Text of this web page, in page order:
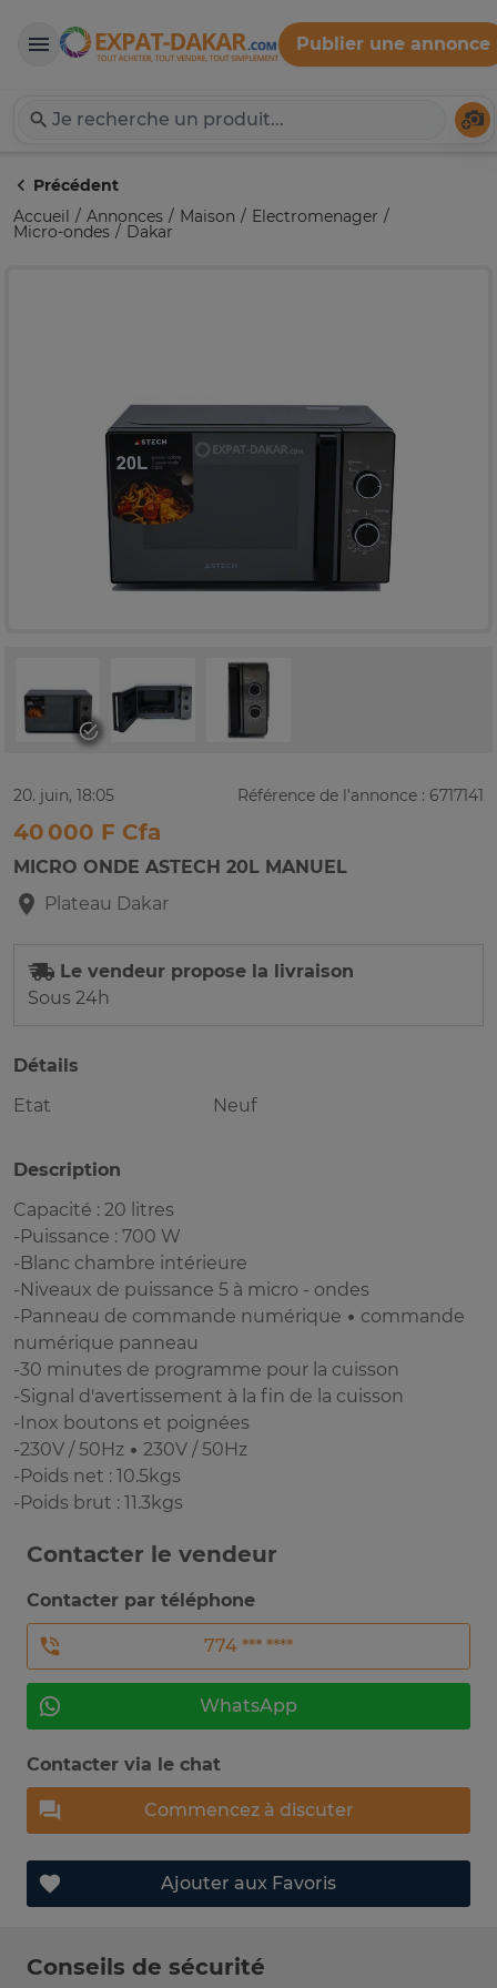
Expat-Dakar
Publier une annonce
Précédent
Accueil
Annonces Maison Electromenager
Micro-ondes Dakar
20. juin, 18:05 Référence de l'annonce : 6717141
40 000 F Cfa
MICRO ONDE ASTECH 20L MANUEL
Plateau Dakar
Le vendeur propose la livraison
Sous 24h
Détails
Etat
Neuf
Description
Capacité : 20 litres
-Puissance : 700 W
-Blanc chambre intérieure
-Niveaux de puissance 5 à micro - ondes
-Panneau de commande numérique • commande
numérique panneau
-30 minutes de programme pour la cuisson
-Signal d'avertissement à la fin de la cuisson
-Inox boutons et poignées
-230V / 50Hz • 230V / 50Hz
-Poids net : 10.5kgs
-Poids brut : 11.3kgs
Contacter le vendeur
Contacter par téléphone
774 *** ****
WhatsApp
Contacter via le chat
Commencez à discuter
Ajouter aux Favoris
Conseils de sécurité